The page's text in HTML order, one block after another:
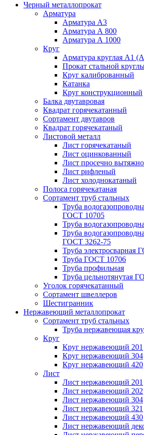
Черный металлопрокат
Арматура
Арматура А3
Арматура А 800
Арматура А 1000
Круг
Арматура круглая А1
Прокат стальной
Круг калиброванный
Катанка
Круг конструкционный
Балка двутавровая
Квадрат горячекатанный
Сортамент двутавров
Квадрат горячекатаный
Листовой металл
Лист горячекатаный
Лист оцинкованный
Лист просечно
Лист рифленый
Лист холоднокатаный
Полоса горячекатаная
Сортамент труб стальных
Труба
ГОСТ 10705
Труба
Труба
ГОСТ 3262-75
Труба электросварная
Труба ГОСТ 10706
Труба профильная
Труба цельнотянутая
Уголок горячекатанный
Сортамент швеллеров
Шестигранник
Нержавеющий металлопрокат
Сортамент труб стальных
Труба нержавеющая
Круг
Круг нержавеющий 201
Круг нержавеющий 304
Круг нержавеющий 420
Лист
Лист нержавеющий 201
Лист нержавеющий 202
Лист нержавеющий 304
Лист нержавеющий 321
Лист нержавеющий 430
Лист нержавеющий